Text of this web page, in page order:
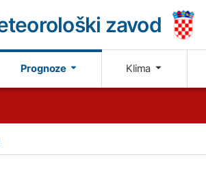
zavod
Prognoze Klima